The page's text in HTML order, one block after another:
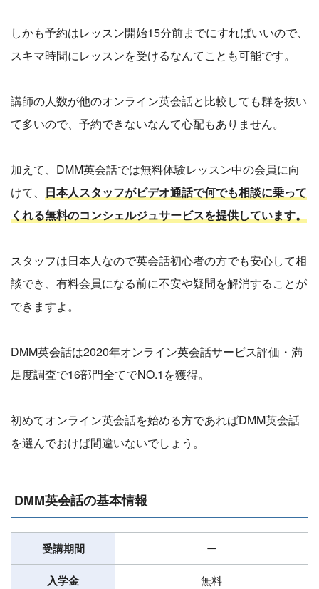
しかも予約はレッスン開始15分前までにすればいいので、
スキマ時間にレッスンを受けるなんてことも可能です。
講師の人数が他のオンライン英会話と比較しても群を抜い
て多いので、予約できないなんて心配もありません。
加えて、DMM英会話では無料体験レッスン中の会員に向
けて、 日本人スタッフがビデオ通話で何でも相談に乗って
くれる無料のコンシェルジュサービスを提供しています。
スタッフは日本人なので英会話初心者の方でも安心して相
談でき、有料会員になる前に不安や疑問を解消することが
できますよ。
DMM英会話は2020年オンライン英会話サービス評価・満
足度調査で16部門全てでNO.1を獲得。
初めてオンライン英会話を始める方であればDMM英会話
を選んでおけば間違いないでしょう。
DMM英会話の基本情報
受講期間 ー
入学金 無料